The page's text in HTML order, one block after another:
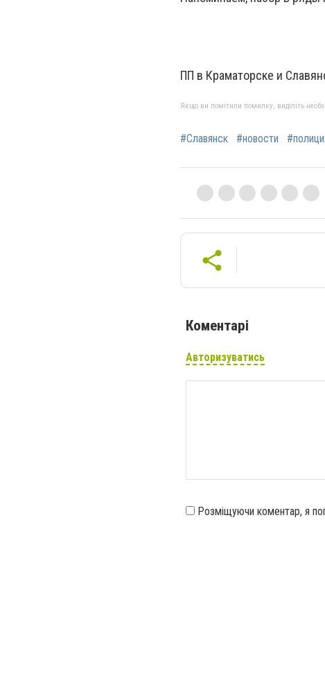
ПП в Краматорске и
Якщо ви помітили помилку, виділіть
#Славянск #новости
Коментарі
Авторизуватись
Розміщуючи коментар, я